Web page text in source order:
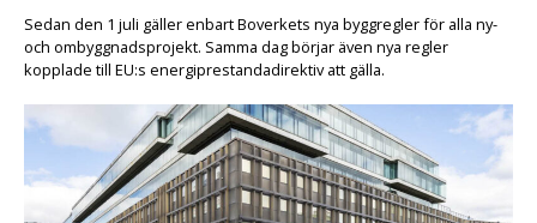
Sedan den 1 juli gäller enbart Boverkets nya byggregler för alla ny-
och ombyggnadsprojekt. Samma dag börjar även nya regler
kopplade till EU:s energiprestandadirektiv att gälla.